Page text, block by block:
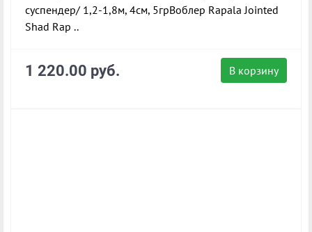
суспендер/ 1,2-1,8м, 4см, 5грВоблер Rapala Jointed
Shad Rap ..
В корзину
1 220.00 руб.